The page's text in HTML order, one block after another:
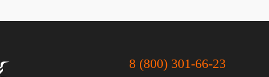
8 (800) 301-66-23